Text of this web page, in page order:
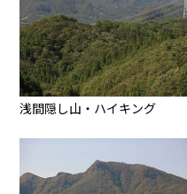
浅間隠し山・ハイキング